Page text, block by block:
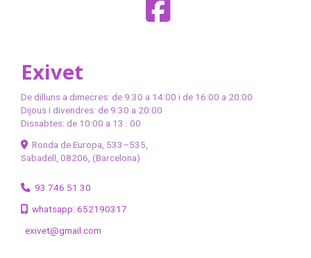
Exivet
De dilluns a dimecres: de 9:30 a 14:00 i de 16:00 a 20:00
Dijous i divendres: de 9:30 a 20:00
Dissabtes: de 10:00 a 13 : 00
Ronda de Europa, 533–535,
Sabadell 08206 (Barcelona)
93 746 51 30
whatsapp: 652190317
exivet
gmail.com